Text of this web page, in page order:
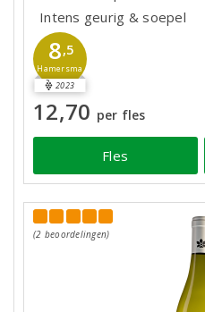
Intens geurig & soepel
8,5
Hamersma
2023
12,70 per fles
Fles
(2 beoordelingen)